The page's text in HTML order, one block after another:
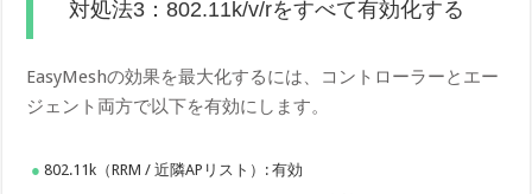
対処法3：802.11k/v/rをすべて有効化する
EasyMeshの効果を最大化するには、コントローラーとエー
ジェント両方で以下を有効にします。
802.11k（RRM / 近隣APリスト）: 有効